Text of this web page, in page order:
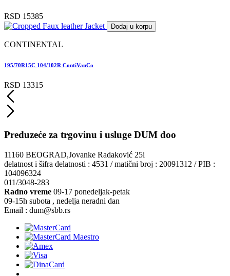
RSD 15385
Dodaj u korpu
CONTINENTAL
195/70R15C 104/102R ContiVanCo
RSD 13315
Preduzeće za trgovinu i usluge DUM doo
11160 BEOGRAD,Jovanke Radaković 25i
delatnost i šifra delatnosti : 4531 / matični broj : 20091312 / PIB :
104096324
011/3048-283
Radno vreme 09-17 ponedeljak-petak
09-15h subota , nedelja neradni dan
Email : dum@sbb.rs